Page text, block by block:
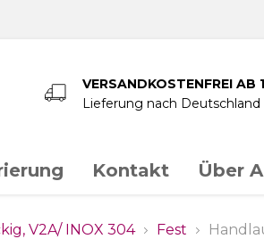
VERSANDKOSTENFREI AB
Lieferung nach Deutschland
Kunstschmiedeeisen
Kontakt Über
V2A/ INOX 304 Fest